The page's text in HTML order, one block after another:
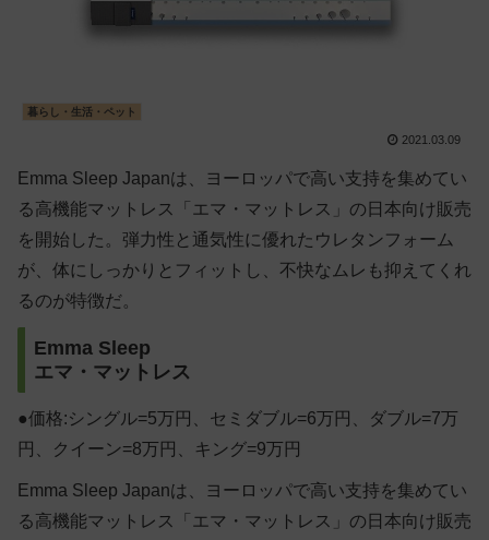
暮らし・生活・ペット
2021.03.09
Emma Sleep Japanは、ヨーロッパで高い支持を集めてい
る高機能マットレス「エマ・マットレス」の日本向け販売
を開始した。弾力性と通気性に優れたウレタンフォーム
が、体にしっかりとフィットし、不快なムレも抑えてくれ
るのが特徴だ。
Emma Sleep
エマ・マットレス
●価格:シングル=5万円、セミダブル=6万円、ダブル=7万
円、クイーン=8万円、キング=9万円
Emma Sleep Japanは、ヨーロッパで高い支持を集めてい
る高機能マットレス「エマ・マットレス」の日本向け販売